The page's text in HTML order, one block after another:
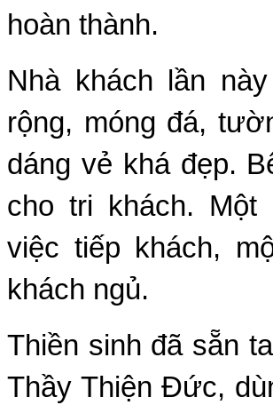
hoàn thành.
Nhà khách lần
rộng, móng đá,
dáng vẻ khá đẹp.
cho tri khách. Một
việc tiếp khách,
khách ngủ.
Thiền sinh đã sẵn
Thầy Thiện Ðức,